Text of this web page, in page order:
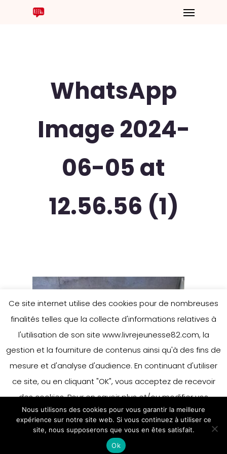
WhatsApp
Image 2024-
06-05 at
12.56.56 (1)
Ce site internet utilise des cookies pour de nombreuses
finalités telles que la collecte d'informations relatives à
l'utilisation de son site www.livrejeunesse82.com, la
gestion et la fourniture de contenus ainsi qu'à des fins de
mesure et d'analyse d'audience. En continuant d'utiliser
ce site, ou en cliquant "OK", vous acceptez de recevoir
des cookies. Pour en savoir plus et/ou modifier vos
préférences en matière de cookies, merci de vous référer
à notre politique sur les cookies.
Accepter
En savoir plus
Nous utilisons des cookies pour vous garantir la meilleure
expérience sur notre site web. Si vous continuez à utiliser ce
site, nous supposerons que vous en êtes satisfait.
Ok